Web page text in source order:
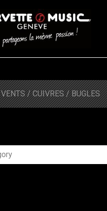
VENTS / CUIVRES / BUGLES